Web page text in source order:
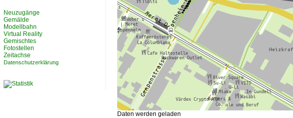
Daten werden geladen
Neuzugänge
Gemälde
Modellbahn
Virtual Reality
Gemischtes
Fotostellen
Zeitachse
Datenschutzerklärung